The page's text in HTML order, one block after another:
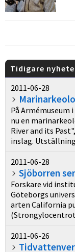
Tidigare
2011-06-28
På Armémuseum
nu en
River and its
inslag.
2011-06-28
Sjöborren
Forskare vid
Göteborgs
arten California
2011-06-26